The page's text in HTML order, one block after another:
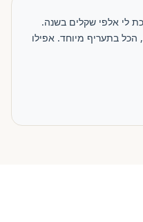
לי אלפי שקלים בשנה.
הכל בתעריף מיוחד. אפילו